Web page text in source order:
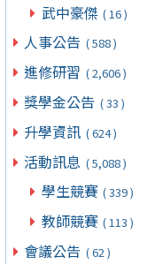
武中豪傑 ( 16 )
人事公告 ( 588 )
進修研習 ( 2,606 )
獎學金公告 ( 33 )
升學資訊 ( 624 )
活動訊息 ( 5,088 )
學生競賽 ( 339 )
教師競賽 ( 113 )
會議公告 ( 62 )